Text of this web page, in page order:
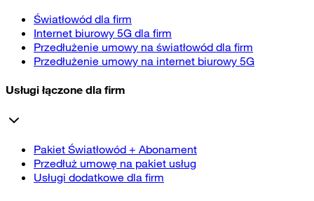
Światłowód dla firm
Internet biurowy 5G dla firm
Przedłużenie umowy na światłowód dla firm
Przedłużenie umowy na internet biurowy 5G
Usługi łączone dla firm
Pakiet Światłowód + Abonament
Przedłuż umowę na pakiet usług
Usługi dodatkowe dla firm